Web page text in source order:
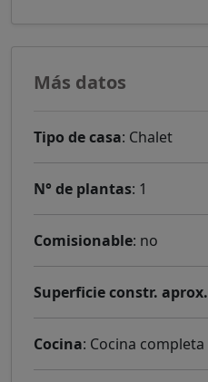
Más datos
Tipo de casa: Chalet
N° de plantas: 1
Comisionable: no
Superficie constr. aprox.
Cocina: Cocina completa